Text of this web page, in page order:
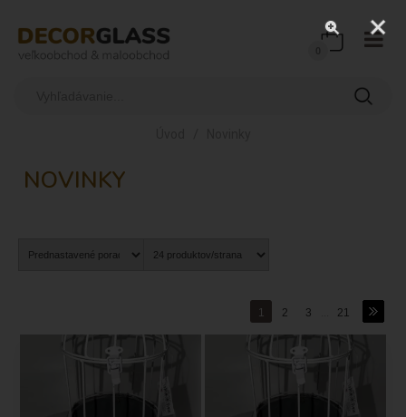
NOVINKY
1 2 3 21